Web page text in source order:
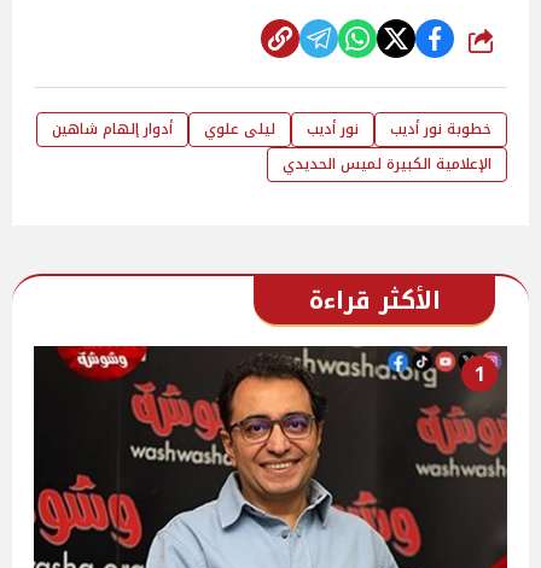
شارك
خطوبة نور أديب نور أديب ليلى علوي
أدوار إلهام شاهين
الإعلامية الكبيرة لميس الحديدي
الأكثر قراءة
1